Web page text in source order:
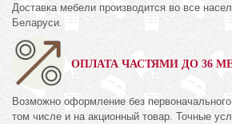
Доставка мебели производится во все
Беларуси.
ОПЛАТА ЧАСТЯМИ ДО 36
Возможно оформление без
том числе и на акционный товар. Точные